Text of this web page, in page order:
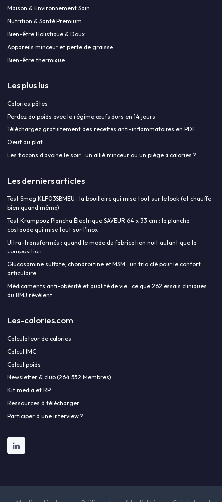
Maison & Environnement Sain
Nutrition & Santé Premium
Bien-être Holistique & Doux
Appareils minceur et perte de graisse
Bien-être thermique
Les plus lus
Calories pâtes
Perdez du poids avec le régime œufs durs en 14 jours
Téléchargez gratuitement des recettes anti-inflammatoires en PDF
Oeuf au plat
Les flocons d'avoine le soir : un allié minceur ou un piège à calories ?
Les derniers articles
Test Smeg KLF03SBMEU : la bouilloire qui mise tout sur le look (et chauffe
bien quand même)
Test Krampouz Plancha Électrique SAVEUR 64 x 33 cm : la plancha
costaude qui mise tout sur l’inox
Ultra-transformés : quand le mode de fabrication nuit autant que la
composition
Glucosamine sulfate, chondroïtine et MSM : un trio clé pour le confort
articulaire
Médicaments anti-obésité et qualité de vie : ce que 262 essais cliniques
du BMJ révèlent
Les-calories.com
Calculateur de calories
Calcul IMC
Calcul poids
Newsletter & club (264 532 Membres)
Kit media et RP
Ressources à télécharger
Participer à une interview ?